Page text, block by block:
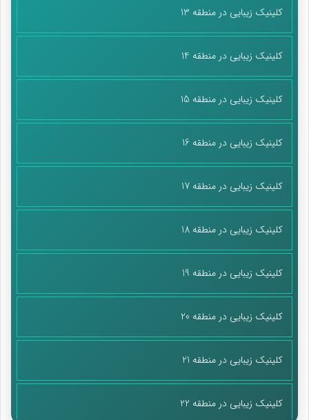
کلینیک زیبایی در منطقه 13
کلینیک زیبایی در منطقه 14
کلینیک زیبایی در منطقه 15
کلینیک زیبایی در منطقه 16
کلینیک زیبایی در منطقه 17
کلینیک زیبایی در منطقه 18
کلینیک زیبایی در منطقه 19
کلینیک زیبایی در منطقه 20
کلینیک زیبایی در منطقه 21
کلینیک زیبایی در منطقه 22